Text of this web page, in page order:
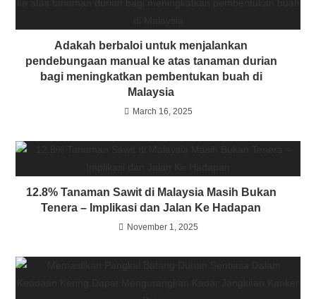
Adakah berbaloi untuk menjalankan
pendebungaan manual ke atas tanaman durian
bagi meningkatkan pembentukan buah di
Malaysia
March 16, 2025
12.8% Tanaman Sawit di Malaysia Masih Bukan
Tenera – Implikasi dan Jalan Ke Hadapan
November 1, 2025